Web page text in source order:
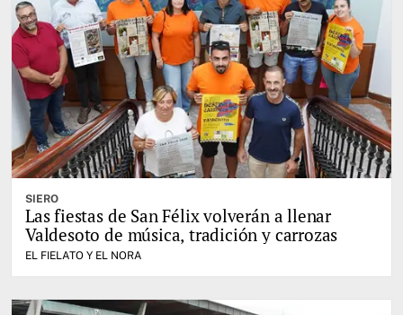
SIERO
Las fiestas de San Félix volverán a llenar
Valdesoto de música, tradición y carrozas
EL FIELATO Y EL NORA